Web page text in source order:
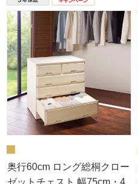
奥行60cm ロング総桐クロー